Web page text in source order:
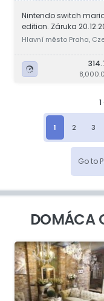
Nintendo switch
edition. Záruka
Hlavní město Praha,
1
1 2 3
Go to
DOMÁCA